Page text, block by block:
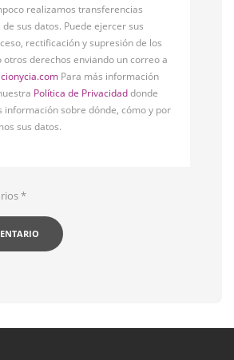
realizamos transferencias
sus datos. Puede ejercer sus
rectificación y supresión de los
otros derechos enviando un correo a
Para más información
Política de Privacidaddonde
información sobre dónde, cómo y por
sus datos.
*